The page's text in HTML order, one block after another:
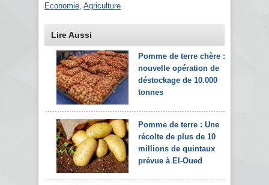
Economie Agriculture
Lire Aussi
Pomme de terre chère :
nouvelle opération de
déstockage de 10.000
tonnes
Pomme de terre : Une
récolte de plus de 10
millions de quintaux
prévue à El-Oued